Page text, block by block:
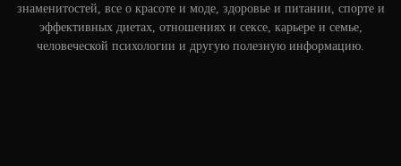
знаменитостей, все о красоте и моде, здоровье и питании, спорте и
эффективных диетах, отношениях и сексе, карьере и семье,
человеческой психологии и другую полезную информацию.